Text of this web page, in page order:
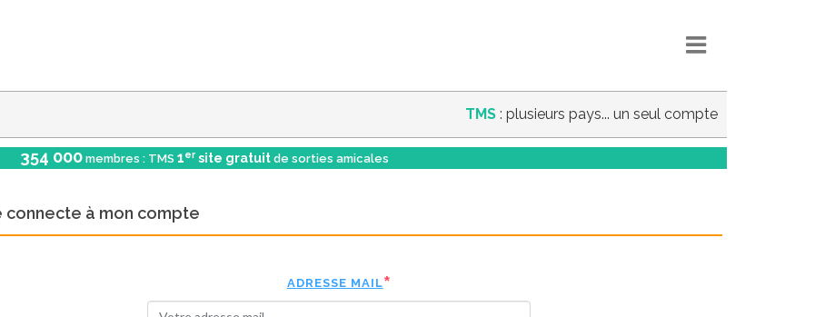
TMS : plusieurs pays... un seul compte
354 000 membres : TMS 1er site gratuit de sorties amicales
connecte à mon compte
ADRESSE MAIL